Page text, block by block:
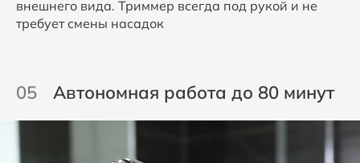
внешнего вида. Триммер всегда под рукой и не
требует смены насадок
05 Автономная работа до 80 минут